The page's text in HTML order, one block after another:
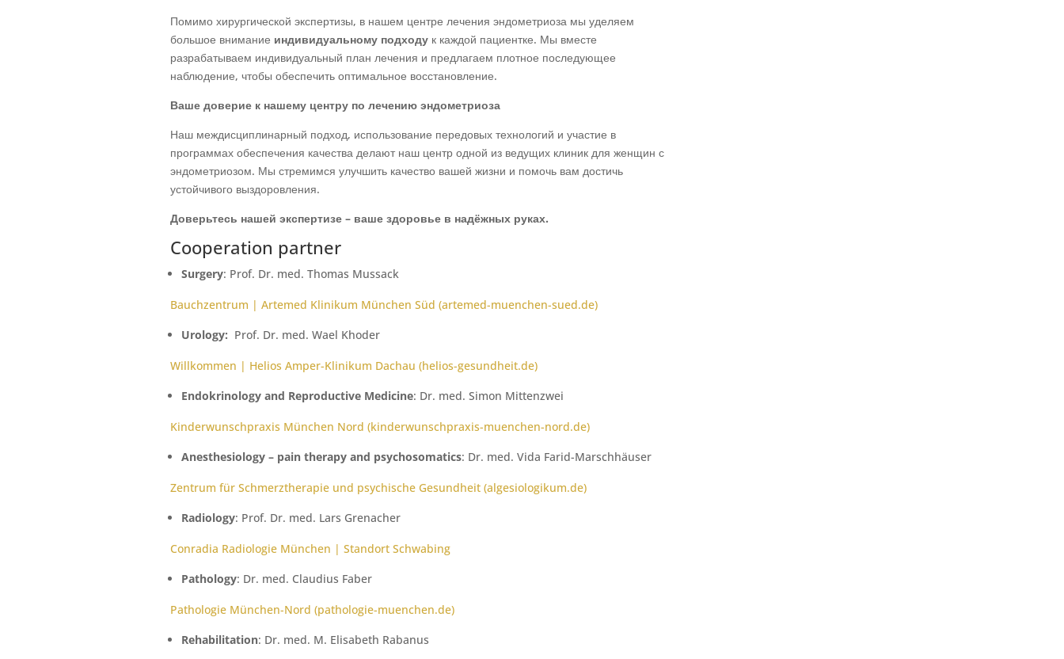
Помимо хирургической экспертизы, в нашем центре лечения эндометриоза мы уделяем
большое внимание индивидуальному подходу к каждой пациентке. Мы вместе
разрабатываем индивидуальный план лечения и предлагаем плотное последующее
наблюдение, чтобы обеспечить оптимальное восстановление.
Ваше доверие к нашему центру по лечению эндометриоза
Наш междисциплинарный подход, использование передовых технологий и участие в
программах обеспечения качества делают наш центр одной из ведущих клиник для женщин с
эндометриозом. Мы стремимся улучшить качество вашей жизни и помочь вам достичь
устойчивого выздоровления.
Доверьтесь нашей экспертизе – ваше здоровье в надёжных руках.
Cooperation partner
Surgery: Prof. Dr. med. Thomas Mussack
Bauchzentrum | Artemed Klinikum München Süd (artemed-muenchen-sued.de)
Urology: Prof. Dr. med. Wael Khoder
Willkommen | Helios Amper-Klinikum Dachau (helios-gesundheit.de)
Endokrinology and Reproductive Medicine: Dr. med. Simon Mittenzwei
Kinderwunschpraxis München Nord (kinderwunschpraxis-muenchen-nord.de)
Anesthesiology – pain therapy and psychosomatics: Dr. med. Vida Farid-Marschhäuser ​
Zentrum für Schmerztherapie und psychische Gesundheit (algesiologikum.de)
Radiology: Prof. Dr. med. Lars Grenacher
Conradia Radiologie München | Standort Schwabing
Pathology: Dr. med. Claudius Faber
Pathologie München-Nord (pathologie-muenchen.de)
Rehabilitation: Dr. med. M. Elisabeth Rabanus